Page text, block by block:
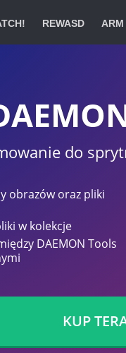
REWASD ARM
do
obrazów oraz pliki
w kolekcje
DAEMON Tools
KUP
Instrukcja